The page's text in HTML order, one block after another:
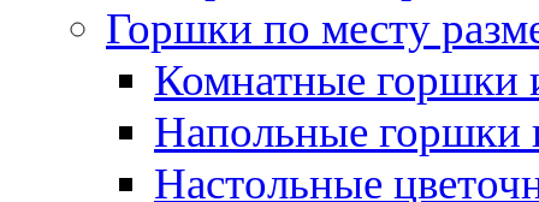
Горшки по месту
Комнатные горшки
Напольные горшки
Настольные